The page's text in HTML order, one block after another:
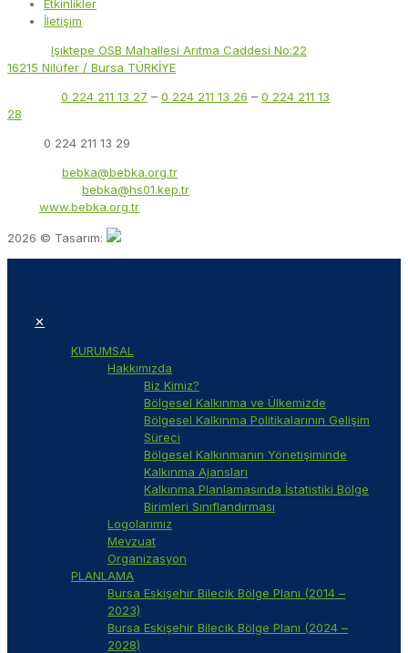
Etkinlikler
İletişim
Işıktepe OSB Mahallesi Arıtma Caddesi No:22
16215 Nilüfer / Bursa TÜRKİYE
0 224 211 13 27 – 0 224 211 13 26 – 0 224 211 13
28
0 224 211 13 29
bebka@bebka.org.tr
bebka@hs01.kep.tr
www.bebka.org.tr
2026 © Tasarım:
✕
KURUMSAL
Hakkımızda
Biz Kimiz?
Bölgesel Kalkınma ve Ülkemizde
Bölgesel Kalkınma Politikalarının Gelişim
Süreci
Bölgesel Kalkınmanın Yönetişiminde
Kalkınma Ajansları
Kalkınma Planlamasında İstatistiki Bölge
Birimleri Sınıflandırması
Logolarımız
Mevzuat
Organizasyon
PLANLAMA
Bursa Eskişehir Bilecik Bölge Planı (2014 –
2023)
Bursa Eskişehir Bilecik Bölge Planı (2024 –
2028)